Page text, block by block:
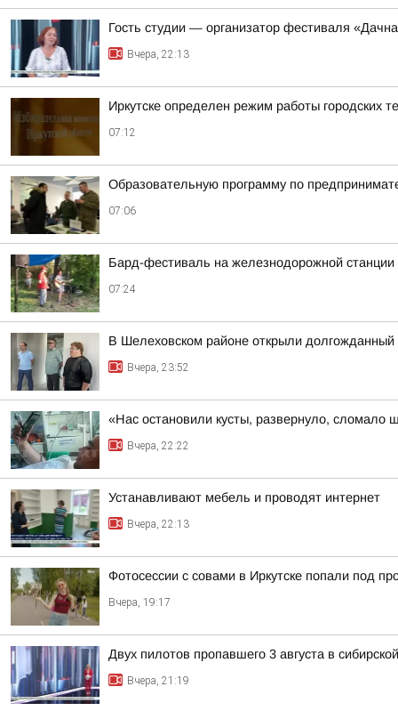
Гость студии — организатор фестиваля
Вчера, 22:13
Иркутске определен режим работы городских
07:12
Образовательную программу по
07:06
Бард-фестиваль на железнодорожной
07:24
В Шелеховском районе открыли долгожданный
Вчера, 23:52
«Нас остановили кусты, развернуло, сломало
Вчера, 22:22
Устанавливают мебель и проводят интернет
Вчера, 22:13
Фотосессии с совами в Иркутске попали под
Вчера, 19:17
Двух пилотов пропавшего 3 августа в
Вчера, 21:19